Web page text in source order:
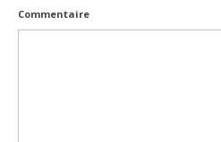
Commentaire